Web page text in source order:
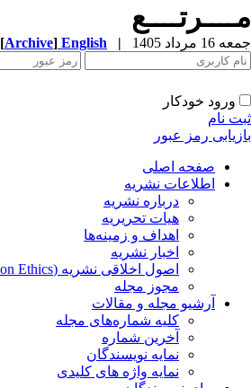
مــــرتــــع
جمعه 16 مرداد 1405 |
English
[Archive]
ورود خودکار
ثبت نام
بازیابی رمز عبور
صفحه اصلی
اطلاعات نشریه
درباره نشریه
هیات تحریریه
اهداف و زمینه‌ها
اخبار نشریه
اصول اخلاقی نشریه (Publication Ethics)
مجوز مجله
آرشیو مجله و مقالات
کلیه شماره‌های مجله
آخرین شماره
نمایه نویسندگان
نمایه واژه های کلیدی